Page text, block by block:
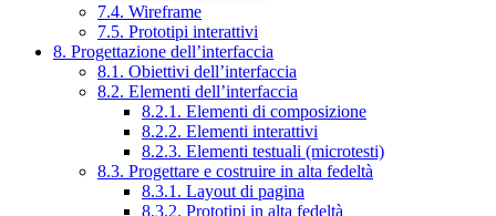
7.4. Wireframe
7.5. Prototipi interattivi
8. Progettazione dell’interfaccia
8.1. Obiettivi dell’interfaccia
8.2. Elementi dell’interfaccia
8.2.1. Elementi di composizione
8.2.2. Elementi interattivi
8.2.3. Elementi testuali (microtesti)
8.3. Progettare e costruire in alta fedeltà
8.3.1. Layout di pagina
8.3.2. Prototipi in alta fedeltà